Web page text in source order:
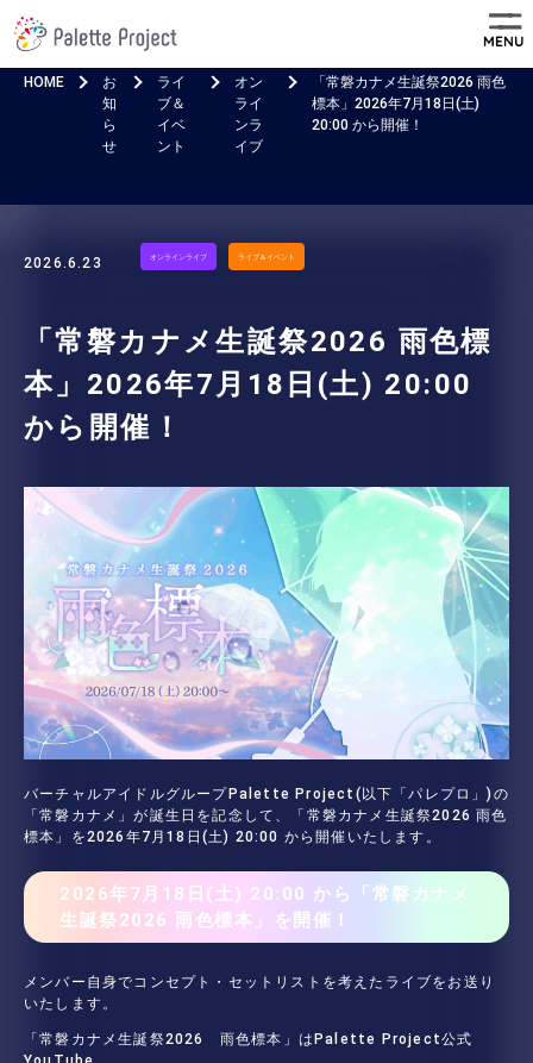
MENU
HOME
お
知
ら
せ
ライ
ブ＆
イベ
ント
オン
ライ
ンラ
イブ
「常磐カナメ生誕祭2026 雨色
標本」2026年7月18日(土)
20:00 から開催！
2026.6.23 オンラインライブ ライブ＆イベント
「常磐カナメ生誕祭2026 雨色標
本」2026年7月18日(土) 20:00
から開催！
バーチャルアイドルグループPalette Project(以下「パレプロ」)の
「常磐カナメ」が誕生日を記念して、「常磐カナメ生誕祭2026 雨色
標本」を2026年7月18日(土) 20:00 から開催いたします。
2026年7月18日(土) 20:00 から「常磐カナメ
生誕祭2026 雨色標本」を開催！
メンバー自身でコンセプト・セットリストを考えたライブをお送り
いたします。
「常磐カナメ生誕祭2026 雨色標本」はPalette Project公式